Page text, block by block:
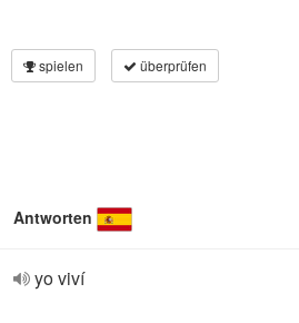
spielen überprüfen
Antworten
yo viví